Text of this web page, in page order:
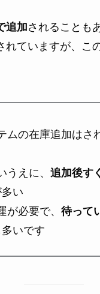
追加されることも
れていますが、こ
ムの在庫追加はさ
うえに、 追加後す
い
が必要で、 待って
いです